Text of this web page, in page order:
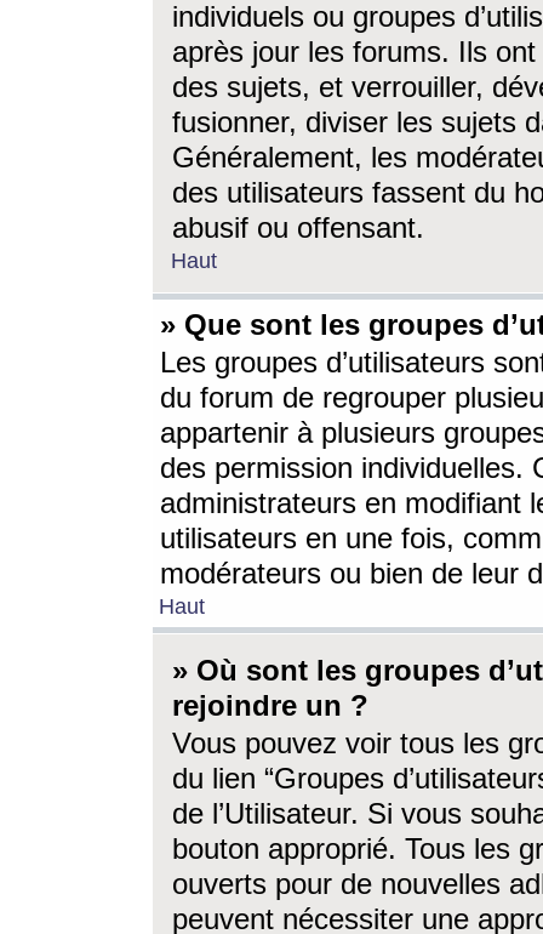
individuels ou groupes
après jour les forums. Ils ont
des sujets, et verrouiller,
fusionner, diviser les sujets
Généralement, les
des utilisateurs fassent du
abusif ou offensant.
Haut
» Que sont les groupes
Les groupes d’utilisateurs
du forum de regrouper
appartenir à plusieurs
des permission individuelles.
administrateurs en modifiant
utilisateurs en une fois,
modérateurs ou bien de leur
Haut
» Où sont les groupes
rejoindre un ?
Vous pouvez voir tous les
du lien “Groupes
de l’Utilisateur. Si vous
bouton approprié. Tous les
ouverts pour de nouvelles
peuvent nécessiter une